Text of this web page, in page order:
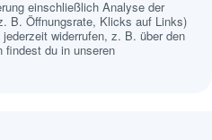
einschließlich Analyse der
B. Öffnungsrate, Klicks auf Links)
widerrufen, z. B. über den
findest du in unseren